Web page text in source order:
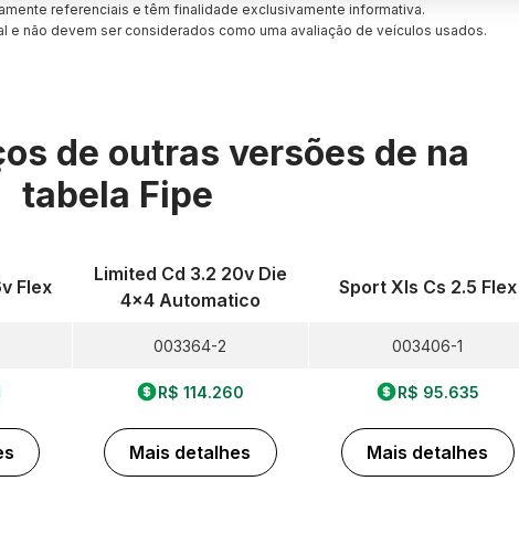
referenciais e têm finalidade exclusivamente informativa.
e não devem ser considerados como uma avaliação de veículos usados.
de outras versões de na
tabela Fipe
Flex
Limited Cd 3.2 20v Die
4x4 Automatico
003364-2
R$ 114.260
Mais detalhes
Sport Xls Cs 2.5 Flex
003406-1
R$ 95.635
Mais detalhes